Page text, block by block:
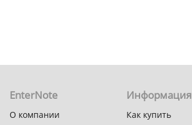
EnterNote
О компании
Информация
Как купить